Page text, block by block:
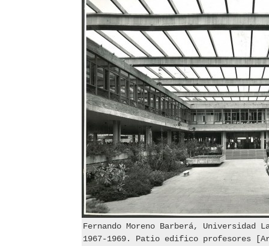
Fernando Moreno Barberá, Universidad
1967-1969. Patio edifico profesores